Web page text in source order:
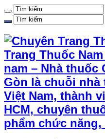
Trang Thuốc
nam – Nhà thuốc
Gòn là chuỗi
Việt Nam, thành
HCM, chuyên
phẩm chức